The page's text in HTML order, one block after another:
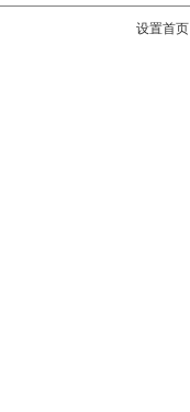
设置首页